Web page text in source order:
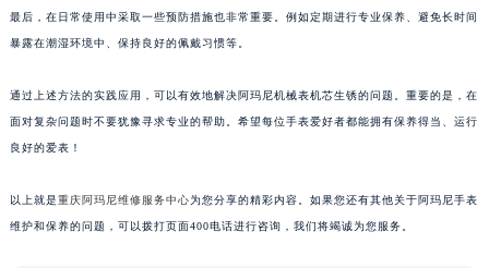
最后，在日常使用中采取一些预防措施也非常重要。例如定期进行专业保养、避免长时间
暴露在潮湿环境中、保持良好的佩戴习惯等。
通过上述方法的实践应用，可以有效地解决阿玛尼机械表机芯生锈的问题。重要的是，在
面对复杂问题时不要犹豫寻求专业的帮助。希望每位手表爱好者都能拥有保养得当、运行
良好的爱表！
以上就是重庆阿玛尼维修服务中心为您分享的精彩内容。如果您还有其他关于阿玛尼手表
维护和保养的问题，可以拨打页面400电话进行咨询，我们将竭诚为您服务。